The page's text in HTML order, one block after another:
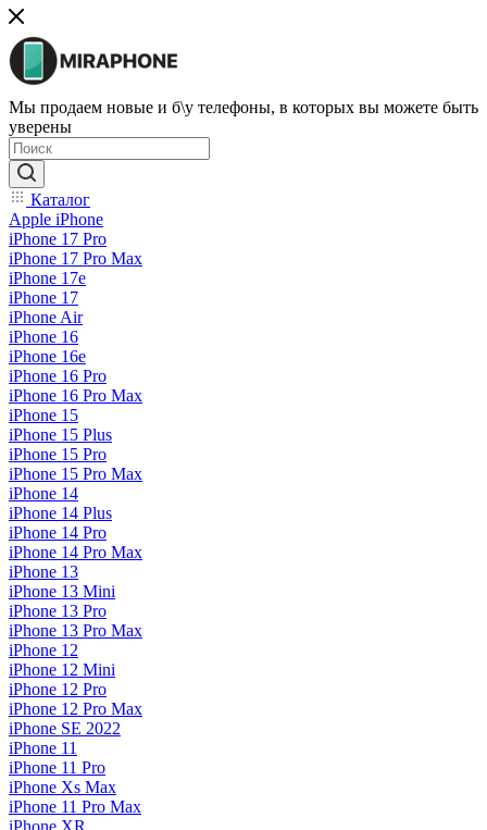
Мы продаем новые и б\у телефоны, в которых вы можете быть
уверены
Каталог
Apple iPhone
iPhone 17 Pro
iPhone 17 Pro Max
iPhone 17e
iPhone 17
iPhone Air
iPhone 16
iPhone 16e
iPhone 16 Pro
iPhone 16 Pro Max
iPhone 15
iPhone 15 Plus
iPhone 15 Pro
iPhone 15 Pro Max
iPhone 14
iPhone 14 Plus
iPhone 14 Pro
iPhone 14 Pro Max
iPhone 13
iPhone 13 Mini
iPhone 13 Pro
iPhone 13 Pro Max
iPhone 12
iPhone 12 Mini
iPhone 12 Pro
iPhone 12 Pro Max
iPhone SE 2022
iPhone 11
iPhone 11 Pro
iPhone Xs Max
iPhone 11 Pro Max
iPhone XR